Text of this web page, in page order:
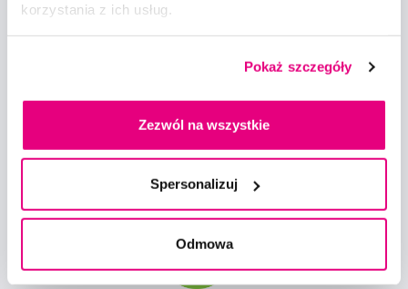
korzystania z ich usług.
Pokaż szczegóły
Zezwól na wszystkie
Spersonalizuj
Odmowa
Chcę otrzymywać informacje o nowościach i ofertach specjalnych i
przetwarzanie danych osobowych